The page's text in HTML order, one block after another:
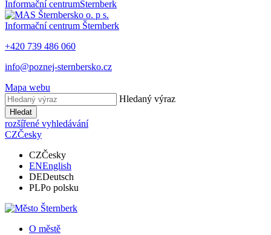
Informační centrumŠternberk
Informační centrum Šternberk
+420 739 486 060
info@poznej-sternbersko.cz
Mapa webu
Hledaný výraz
Hledat
rozšířené vyhledávání
CZČesky
CZČesky
ENEnglish
DEDeutsch
PLPo polsku
O městě